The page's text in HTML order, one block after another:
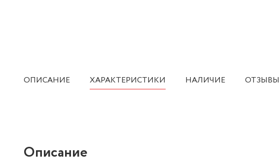
ОПИСАНИЕ ХАРАКТЕРИСТИКИ НАЛИЧИЕ ОТЗЫВЫ
Описание